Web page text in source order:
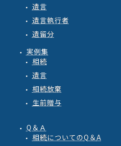
遺言
遺言執行者
遺留分
実例集
相続
遺言
相続放棄
生前贈与
Q＆Ａ
相続についてのQ ＆A